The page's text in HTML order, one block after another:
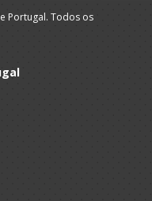
Portugal. Todos os